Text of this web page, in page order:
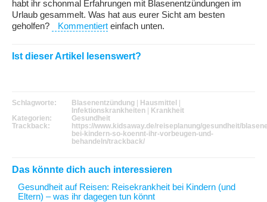
habt ihr schonmal Erfahrungen mit Blasenentzündungen im
Urlaub gesammelt. Was hat aus eurer Sicht am besten
geholfen?
Kommentiert einfach unten.
Ist dieser Artikel lesenswert?
Schlagworte: Blasenentzündung | Hausmittel |
Infektionskrankheiten | Krankheit
Kategorien:
Gesundheit
Trackback:
https://www.kidsaway.de/reiseplanung/gesundheit/
bei-kindern-so-koennt-ihr-vorbeugen-und-
behandeln/trackback/
Das könnte dich auch interessieren
Gesundheit auf Reisen: Reisekrankheit bei Kindern (und
Eltern) – was ihr dagegen tun könnt